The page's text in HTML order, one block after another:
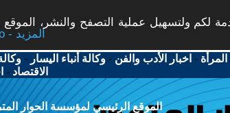
لكم ولتسهيل عملية التصفح والنشر،
More info - المزيد
المرأة - اخبار الأدب والفن -وكالة أنباء اليسار -
الاقتصاد -
الموقع الرئيسي لمؤسسة الحوار